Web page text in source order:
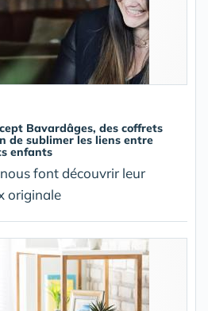
Bavardâges, des coffrets
de sublimer les liens entre
enfants
font découvrir leur
originale